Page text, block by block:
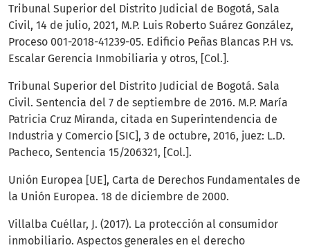
Tribunal Superior del Distrito Judicial de Bogotá, Sala
Civil, 14 de julio, 2021, M.P. Luis Roberto Suárez González,
Proceso 001-2018-41239-05. Edificio Peñas Blancas P.H vs.
Escalar Gerencia Inmobiliaria y otros, [Col.].
Tribunal Superior del Distrito Judicial de Bogotá. Sala
Civil. Sentencia del 7 de septiembre de 2016. M.P. María
Patricia Cruz Miranda, citada en Superintendencia de
Industria y Comercio [SIC], 3 de octubre, 2016, juez: L.D.
Pacheco, Sentencia 15/206321, [Col.].
Unión Europea [UE], Carta de Derechos Fundamentales de
la Unión Europea. 18 de diciembre de 2000.
Villalba Cuéllar, J. (2017). La protección al consumidor
inmobiliario. Aspectos generales en el derecho